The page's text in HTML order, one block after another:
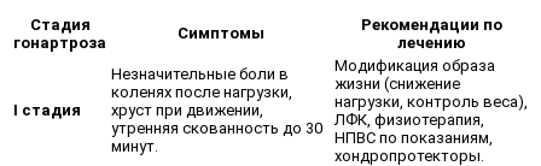
Стадия
гонартроза
Симптомы
Рекомендации по
лечению
I стадия
Незначительные боли в
коленях после нагрузки,
хруст при движении,
утренняя скованность до 30
минут.
Модификация образа
жизни (снижение
нагрузки, контроль веса),
ЛФК, физиотерапия,
НПВС по показаниям,
хондропротекторы.